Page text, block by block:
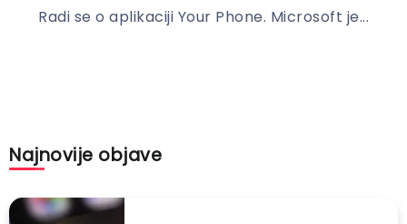
Radi se o aplikaciji Your Phone. Microsoft je...
Najnovije objave